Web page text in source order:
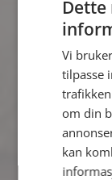
Vi
tilpasse
om din
kan